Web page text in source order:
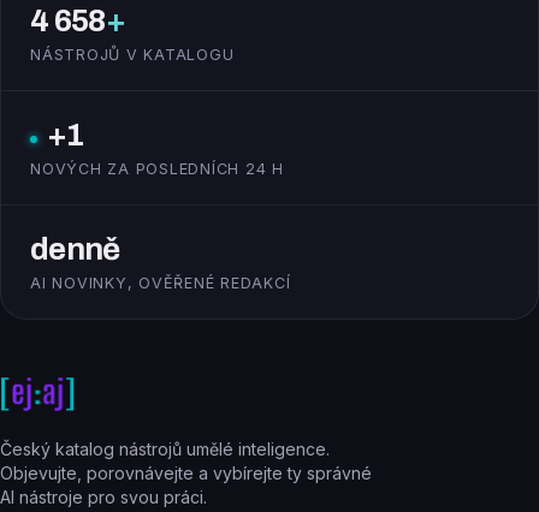
4 658+
NÁSTROJŮ V KATALOGU
+1
NOVÝCH ZA POSLEDNÍCH 24 H
denně
AI NOVINKY, OVĚŘENÉ REDAKCÍ
Český katalog nástrojů umělé inteligence.
Objevujte, porovnávejte a vybírejte ty správné
AI nástroje pro svou práci.